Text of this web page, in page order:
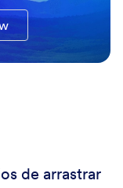
de arrastrar